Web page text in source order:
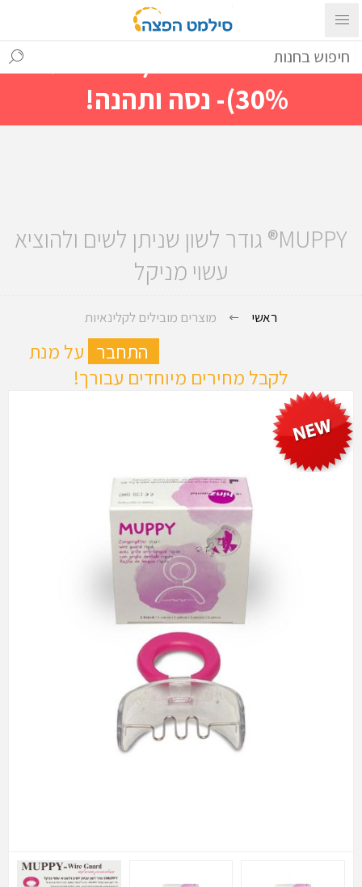
עם ההתחברות ניתן לראות מייד
מחירים מיוחדים(הנחות עד
30%)- נסה ותהנה!
MUPPY® גודר לשון שניתן לשים ולהוציא
עשוי מניקל
ראשי מוצרים מובילים לקלינאיות
התחבר על מנת
לקבל מחירים מיוחדים עבורך!